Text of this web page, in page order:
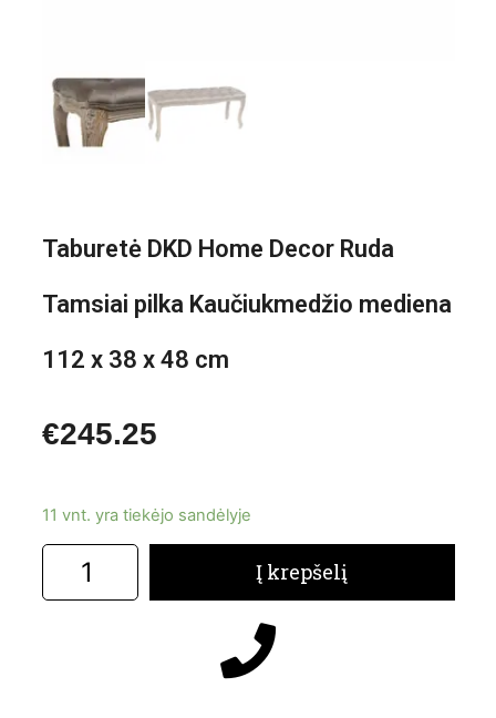
Taburetė DKD Home Decor Ruda
Tamsiai pilka Kaučiukmedžio mediena
112 x 38 x 48 cm
€245.25
11 vnt. yra tiekėjo sandėlyje
Į krepšelį